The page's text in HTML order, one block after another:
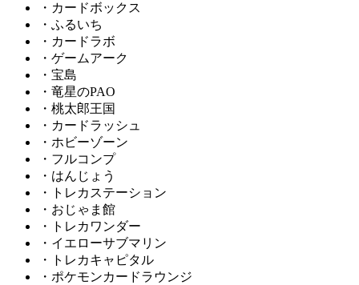
・カードボックス
・ふるいち
・カードラボ
・ゲームアーク
・宝島
・竜星のPAO
・桃太郎王国
・カードラッシュ
・ホビーゾーン
・フルコンプ
・はんじょう
・トレカステーション
・おじゃま館
・トレカワンダー
・イエローサブマリン
・トレカキャピタル
・ポケモンカードラウンジ